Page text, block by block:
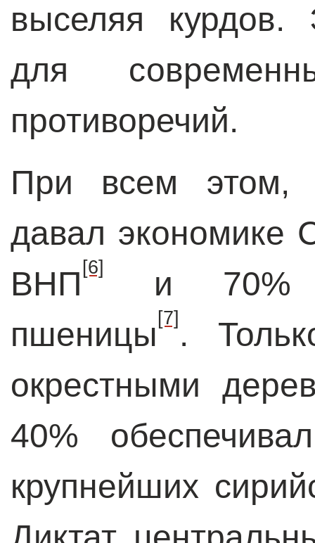
выселяя курдов.
для
противоречий.
При всем этом,
давал экономике
ВНП [6]
и 70%
пшеницы [7] .
окрестными
40%
крупнейших